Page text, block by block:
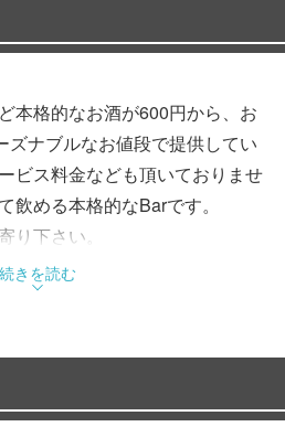
本格的なお酒が600円から、お
ズナブルなお値段で提供してい
ビス料金なども頂いておりませ
飲める本格的なBarです。
り下さい。
続きを読む